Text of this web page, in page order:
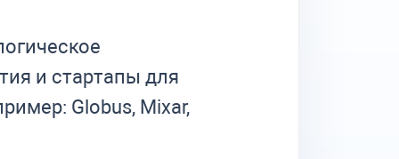
и стартапы для
Globus, Mixar,